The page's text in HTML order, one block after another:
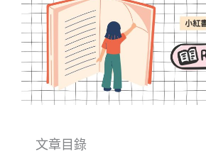
文章目錄